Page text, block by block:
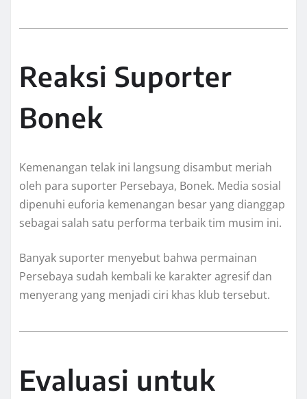
Reaksi Suporter
Bonek
Kemenangan telak ini langsung disambut meriah
oleh para suporter Persebaya, Bonek. Media sosial
dipenuhi euforia kemenangan besar yang dianggap
sebagai salah satu performa terbaik tim musim ini.
Banyak suporter menyebut bahwa permainan
Persebaya sudah kembali ke karakter agresif dan
menyerang yang menjadi ciri khas klub tersebut.
Evaluasi untuk